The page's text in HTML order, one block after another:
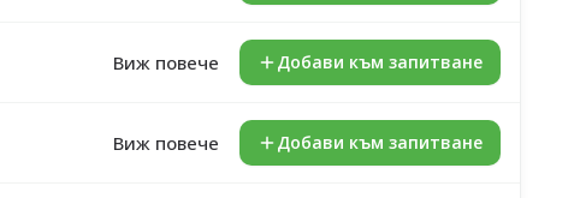
Виж повече Добави към запитване
Виж повече Добави към запитване